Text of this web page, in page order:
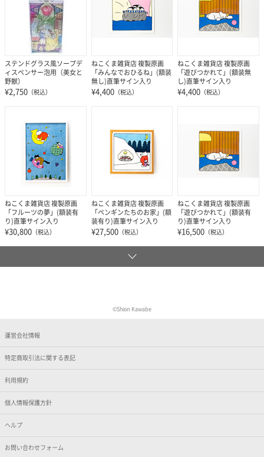
ステンドグラス風ソープデ
ィスペンサー泡用（美女と
野獣）
¥2,750 （税込）
ねこくま雑貨店 複製原画
「みんなでおひるね」(額装
無し)直筆サイン入り
¥4,400（税込）
ねこくま雑貨店 複製原画
「遊びつかれて」(額装無
し)直筆サイン入り
¥4,400 （税込）
ねこくま雑貨店 複製原画
「フルーツの夢」(額装有
り)直筆サイン入り
¥30,800 （税込）
ねこくま雑貨店 複製原画
「ペンギンたちのお家」(額
装有り)直筆サイン入り
¥27,500（税込）
ねこくま雑貨店 複製原画
「遊びつかれて」(額装有
り)直筆サイン入り
¥16,500 （税込）
©️Shion Kawabe
運営会社情報
特定商取引法に関する表記
利用規約
個人情報保護方針
ヘルプ
お問い合わせフォーム